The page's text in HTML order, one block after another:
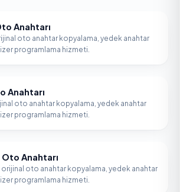
Anahtarı
oto anahtar kopyalama, yedek anahtar
programlama hizmeti.
Anahtarı
oto anahtar kopyalama, yedek anahtar
programlama hizmeti.
Anahtarı
oto anahtar kopyalama, yedek anahtar
programlama hizmeti.